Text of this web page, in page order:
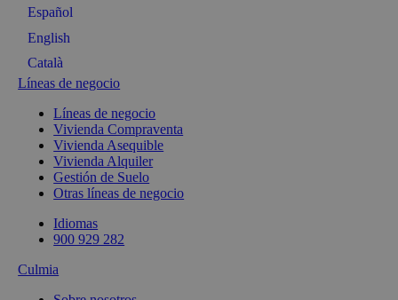
Español
English
Català
Líneas de negocio
Líneas de negocio
Vivienda Compraventa
Vivienda Asequible
Vivienda Alquiler
Gestión de Suelo
Otras líneas de negocio
Idiomas
900 929 282
Culmia